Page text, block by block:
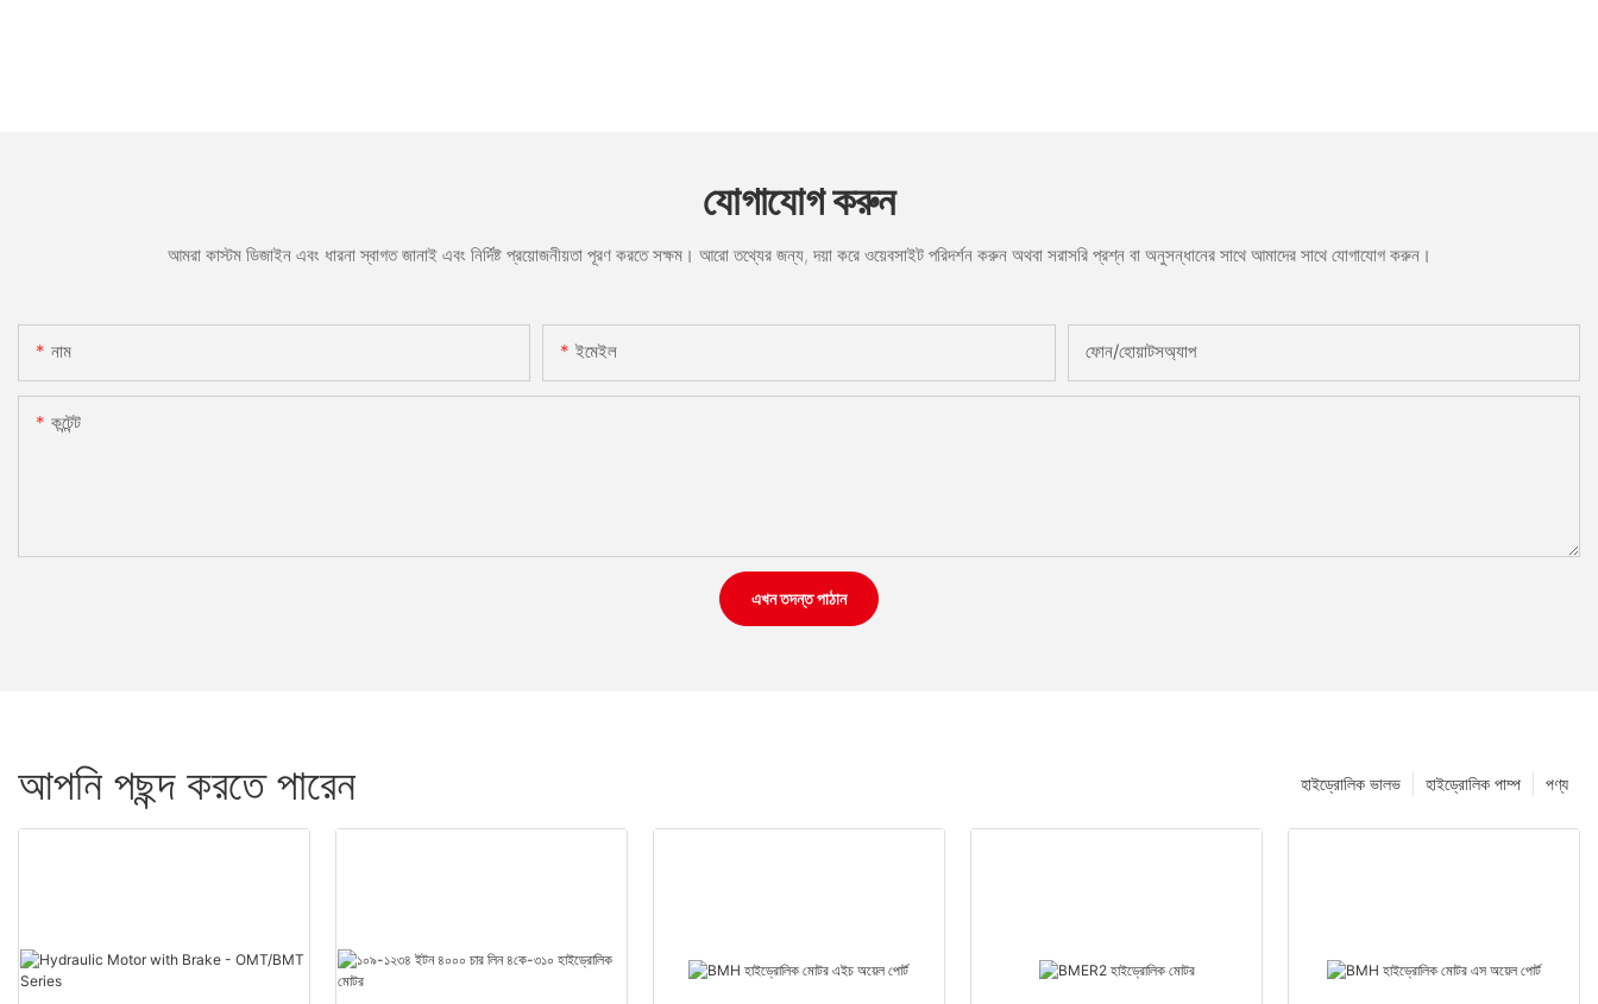
যোগাযোগ করুন
আমরা কাস্টম ডিজাইন এবং ধারনা স্বাগত জানাই এবং নির্দিষ্ট প্রয়োজনীয়তা পূরণ করতে সক্ষম। আরো তথ্যের জন্য, দয়া করে ওয়েবসাইট পরিদর্শন করুন অথবা সরাসরি প্রশ্ন বা অনুসন্ধানের সাথে আমাদের সাথে যোগাযোগ করুন।
নাম ইমেইল ফোন/হোয়াটসঅ্যাপ
কন্টেন্ট
এখন তদন্ত পাঠান
আপনি পছন্দ করতে পারেন পণ্য
হাইড্রোলিক পাম্প
হাইড্রোলিক ভালভ